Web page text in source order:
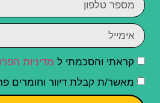
קראתי והסכמתי ל מדיניות
מאשר/ת קבלת דיוור וחומרים